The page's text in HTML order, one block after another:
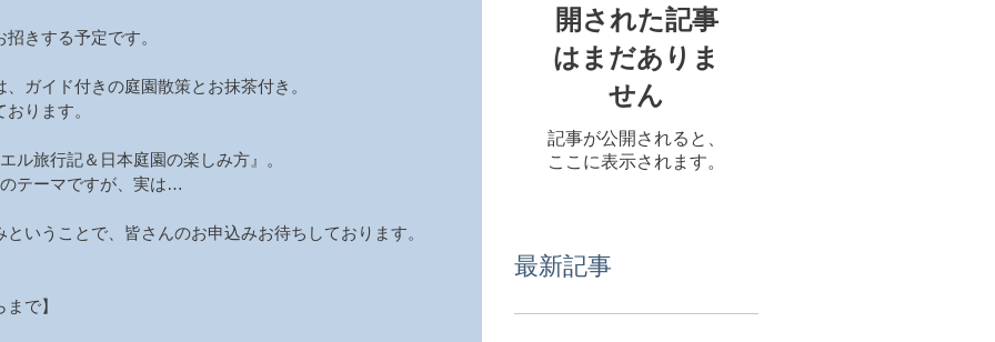
きする予定です。
ガイド付きの庭園散策とお抹茶付き。
ります。
ル旅行記＆日本庭園の楽しみ方』。
テーマですが、実は…
いうことで、皆さんのお申込みお待ちしております。
で】
開された記事
はまだありま
せん
記事が公開されると、
ここに表示されます。
最新記事